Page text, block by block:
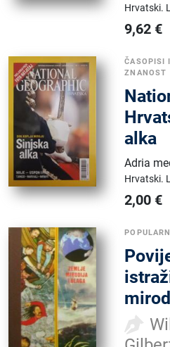
Hrvatski.
9,62 €
ČASOPISI
ZNANOST
alka
Adria
Hrvatski.
2,00 €